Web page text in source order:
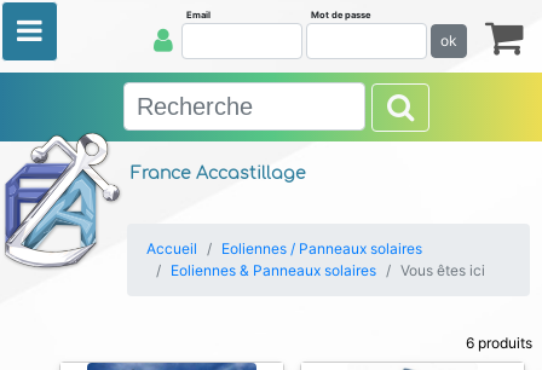
France Accastillage
Email Mot de passe
ok
Accueil
Eoliennes / Panneaux solaires
Eoliennes & Panneaux solaires
Vous êtes ici
6 produits